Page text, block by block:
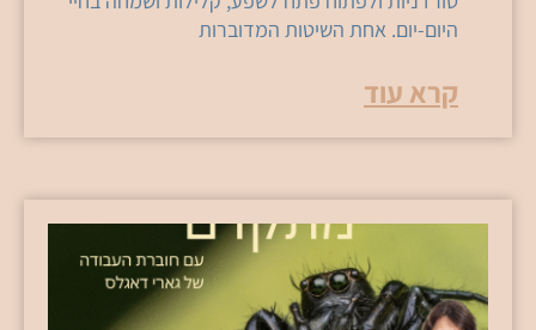
היום-יום. אחת השיטות המדוברות
קרא עוד